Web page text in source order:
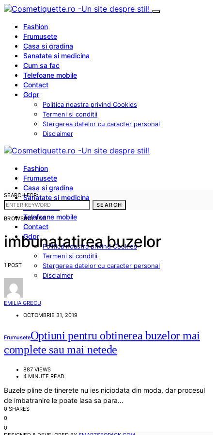
Fashion
Frumusete
Casa si gradina
Sanatate si medicina
Cum sa fac
Telefoane mobile
Contact
Gdpr
Politica noastra privind Cookies
Termeni si conditii
Stergerea datelor cu caracter personal
Disclaimer
Fashion
Frumusete
Casa si gradina
Sanatate si medicina
Cum sa fac
Telefoane mobile
Contact
Gdpr
Politica noastra privind Cookies
Termeni si conditii
Stergerea datelor cu caracter personal
Disclaimer
SEARCH FOR:
SEARCH
BROWSING TAG
imbunatatirea buzelor
1 POST
EMILIA GRECU
OCTOMBRIE 31, 2019
FrumuseteOptiuni pentru obtinerea buzelor mai
complete sau mai netede
887 VIEWS
4 MINUTE READ
Buzele pline de tinerete nu ies niciodata din moda, dar procesul
de imbatranire le poate lasa sa para…
0 SHARES
0
0